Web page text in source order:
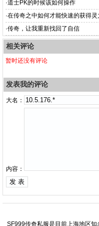
·道士PK的时候该如何操作
·在传奇之中如何才能快速的获得灵
·传奇，让我重新找回了自信
相关评论
暂时还没有评论
发表我的评论
大名：
内容：
SF999传奇私服是目前上海地区